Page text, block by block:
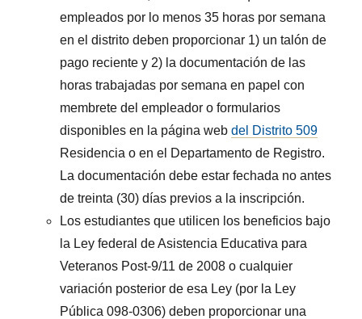
empleados por lo menos 35 horas por semana
en el distrito deben proporcionar 1) un talón de
pago reciente y 2) la documentación de las
horas trabajadas por semana en papel con
membrete del empleador o formularios
disponibles en la página webdel Distrito 509
Residencia o en el Departamento de Registro.
La documentación debe estar fechada no antes
de treinta (30) días previos a la inscripción.
Los estudiantes que utilicen los beneficios bajo
la Ley federal de Asistencia Educativa para
Veteranos Post-9/11 de 2008 o cualquier
variación posterior de esa Ley (por la Ley
Pública 098-0306) deben proporcionar una